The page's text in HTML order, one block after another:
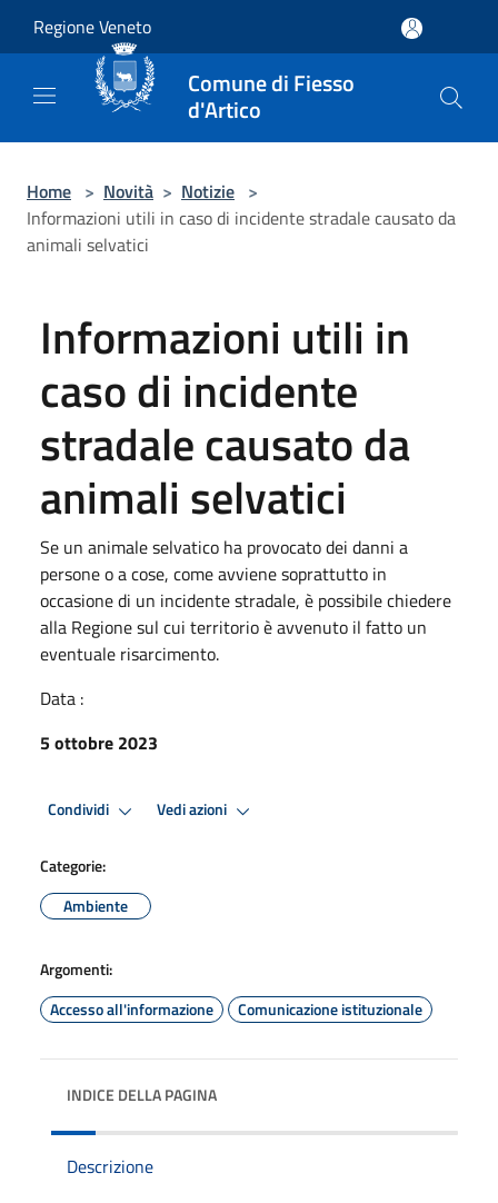
Regione Veneto
Comune di Fiesso
d'Artico
Home > Novità > Notizie >
Informazioni utili in caso di incidente stradale causato da
animali selvatici
Informazioni utili in
caso di incidente
stradale causato da
animali selvatici
Se un animale selvatico ha provocato dei danni a
persone o a cose, come avviene soprattutto in
occasione di un incidente stradale, è possibile chiedere
alla Regione sul cui territorio è avvenuto il fatto un
eventuale risarcimento.
Data :
5 ottobre 2023
Condividi Vedi azioni
Categorie:
Ambiente
Argomenti:
Accesso all'informazione
Comunicazione istituzionale
INDICE DELLA PAGINA
Descrizione